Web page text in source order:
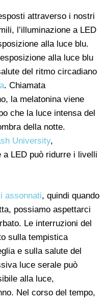
attraverso i nostri
l’illuminazione a LED
alla luce blu.
alla luce blu
del ritmo circadiano
. Chiamata
la melatonina viene
che la luce intensa del
della notte.
University,
a LED può ridurre i livelli
assonnati, quindi quando
possiamo aspettarci
Le interruzioni del
sulla tempistica
e sulla salute del
luce serale può
alla luce,
Nel corso del tempo,